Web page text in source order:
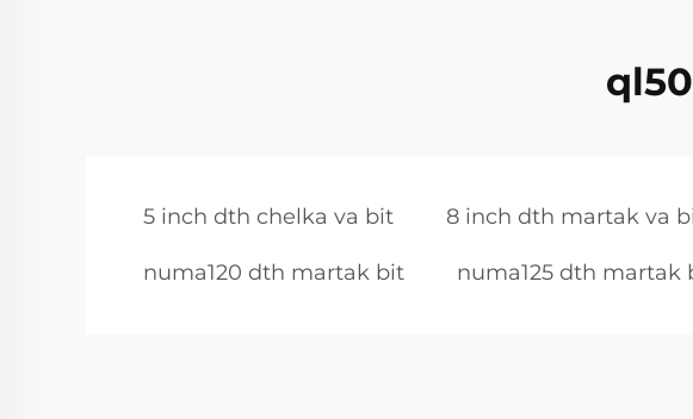
5 inch dth chelka va bit 8 inch dth martak va
numa120 dth martak bit numa125 dth martak